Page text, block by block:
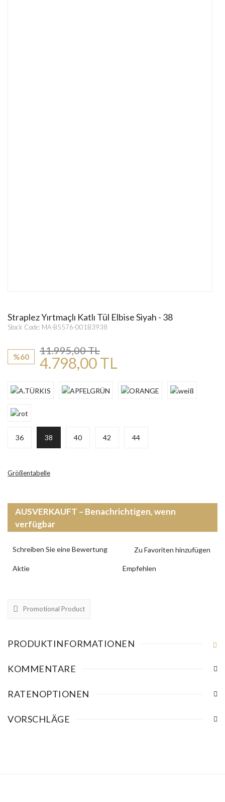
Straplez Yırtmaçlı Katlı Tül Elbise Siyah - 38
Stock Code: MA-B5576-001B3938
%60
11.995,00 TL
4.798,00 TL
36 38 40 42 44
Größentabelle
AUSVERKAUFT – Benachrichtigen, wenn
verfügbar
Schreiben Sie eine Bewertung
Aktie Empfehlen
Promotional Product
PRODUKTINFORMATIONEN
KOMMENTARE
RATENOPTIONEN
VORSCHLÄGE